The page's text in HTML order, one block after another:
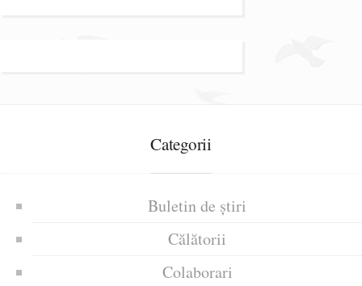
Categorii
Buletin de știri
Călătorii
Colaborari